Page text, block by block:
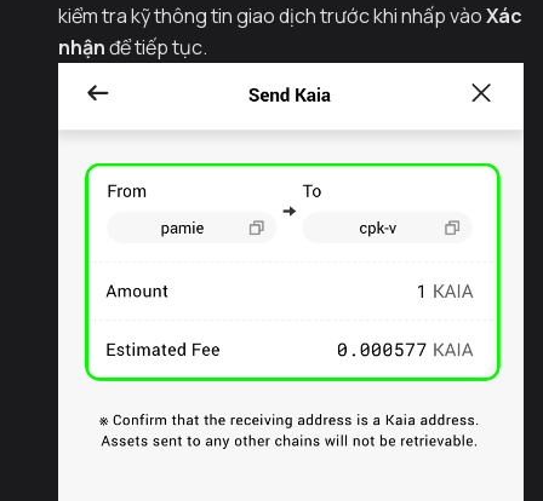
kiểm tra kỹ thông tin giao dịch trước khi nhấp vàoXác
nhậnđể tiếp tục.